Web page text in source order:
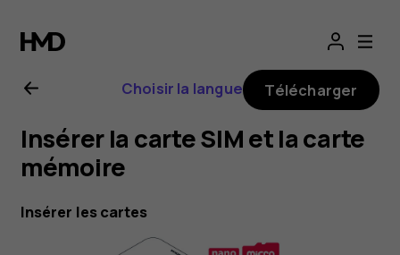
Guide
de
l'utilisateur
Nokia
4.2
Choisir la langue Télécharger
Insérer la carte SIM et la carte
mémoire
Insérer les cartes